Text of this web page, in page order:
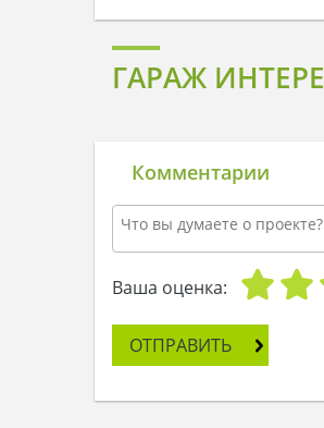
ГАРАЖ
Комментарии
Ваша оценка:
ОТПРАВИТЬ